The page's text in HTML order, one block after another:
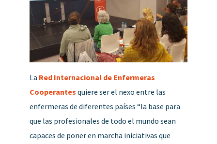
La Red Internacional de Enfermeras
Cooperantes quiere ser el nexo entre las
enfermeras de diferentes países “la base para
que las profesionales de todo el mundo sean
capaces de poner en marcha iniciativas que